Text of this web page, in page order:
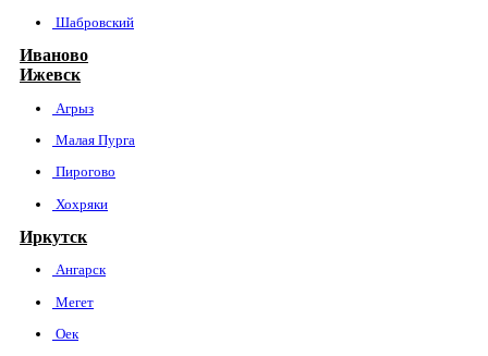
Шабровский
Иваново
Ижевск
Агрыз
Малая Пурга
Пирогово
Хохряки
Иркутск
Ангарск
Мегет
Оек